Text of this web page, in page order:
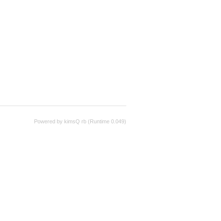
Powered by kimsQ rb (Runtime 0.049)